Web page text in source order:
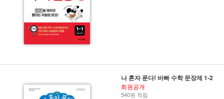
나 혼자 푼다! 바빠 수학 문장제 1-2
회원공개
540원 적립